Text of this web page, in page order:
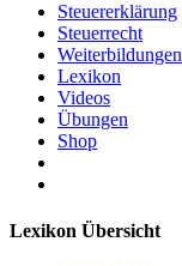
Steuererklärung
Steuerrecht
Weiterbildungen
Lexikon
Videos
Übungen
Shop
Lexikon Übersicht